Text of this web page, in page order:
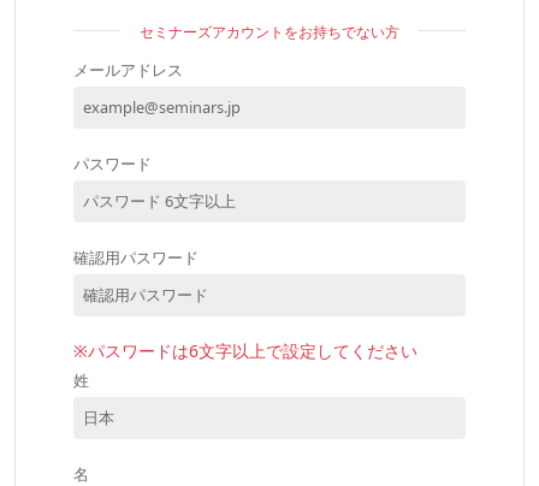
セミナーズアカウントをお持ちでない方
メールアドレス
パスワード
確認用パスワード
※パスワードは6文字以上で設定してください
姓
名